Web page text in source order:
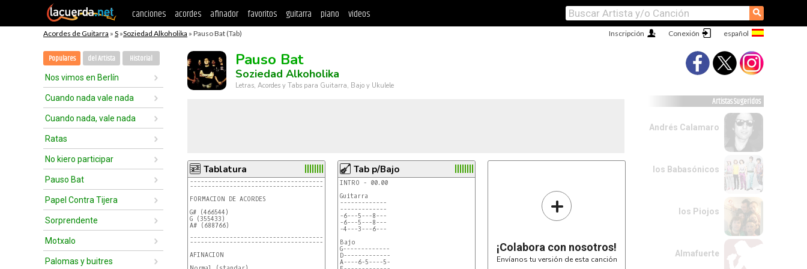
canciones acordes afinador favoritos guitarra piano videos ⚲
Acordes de Guitarra » S »Soziedad Alkoholika » Pauso Bat (Tab) Conexión
Inscripción
Populares del Artista Historial
Nos vimos en Berlín
Cuando nada vale nada
Cuando nada, vale nada
Ratas
No kiero participar
Pauso Bat
Papel Contra Tijera
Sorprendente
Motxalo
Palomas y buitres
Pauso Bat
Soziedad Alkoholika
Letras, Acordes y Tabs para Guitarra, Bajo y Ukulele
Tablatura
------------------------------------------------------------
------------------------------------------------------------
FORMACION DE ACORDES
G# (466544)
G (355433)
A# (688766)
------------------------------------------------------------
------------------------------------------------------------
AFINACION
Tab p/Bajo
INTRO - 00.00
Guitarra
-------------
-------------
-6---5---8---
-6---5---8---
-4---3---6---
Bajo
G-------------
D-------------
A----6-5----5-
+
¡Colabora con nosotros!
Envíanos tu versión de esta canción
Artistas Sugeridos
Andrés Calamaro
los Babasónicos
los Piojos
Almafuerte